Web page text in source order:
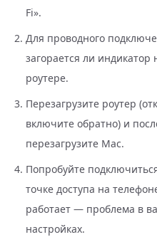
Fi».
Для проводного
загорается ли индикатор
роутере.
Перезагрузите роутер
включите обратно) и
перезагрузите Mac.
Попробуйте
точке доступа на
работает — проблема в
настройках.